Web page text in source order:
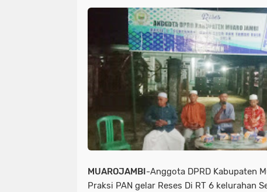
MUAROJAMBI-Anggota DPRD Kabupaten
Praksi PAN gelar Reses Di RT 6 kelurahan